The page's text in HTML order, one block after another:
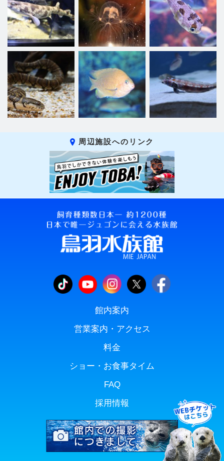
周辺施設へのリンク
館内案内
営業案内・アクセス
料金
ショー・お食事タイム
FAQ
採用情報